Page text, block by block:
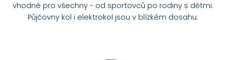
vhodné pro všechny - od sportovců po rodiny s dětmi.
Půjčovny kol i elektrokol jsou v blízkém dosahu.